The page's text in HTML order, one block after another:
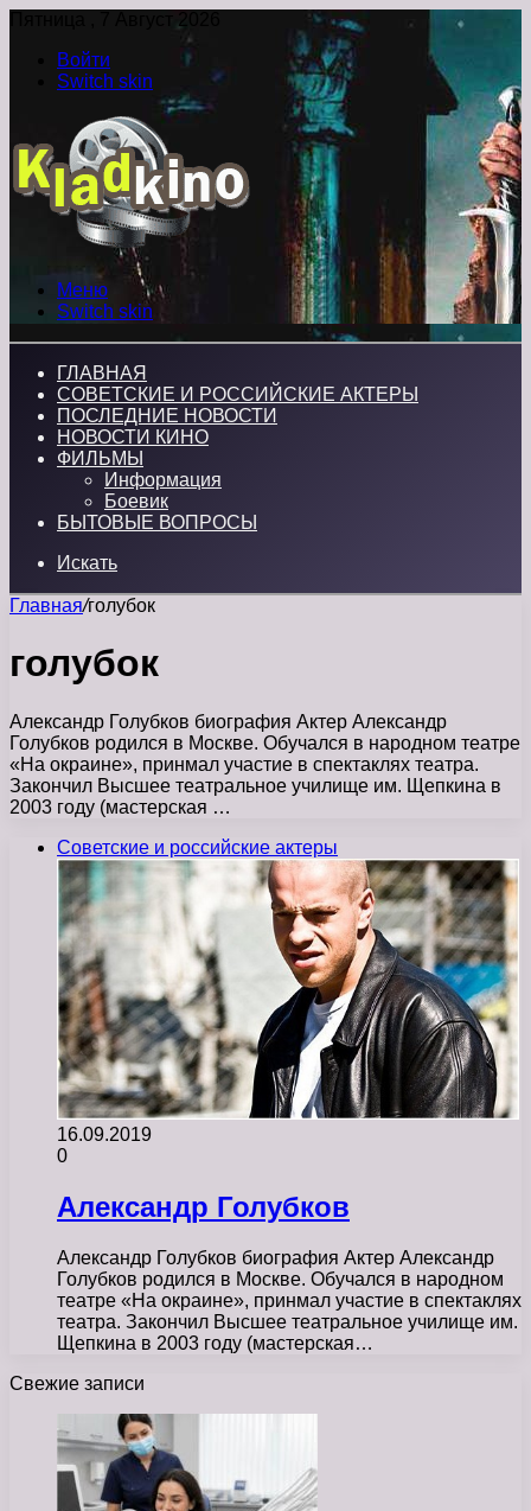
Пятница , 7 Август 2026
Войти
Switch skin
Меню
Switch skin
ГЛАВНАЯ
СОВЕТСКИЕ И РОССИЙСКИЕ АКТЕРЫ
ПОСЛЕДНИЕ НОВОСТИ
НОВОСТИ КИНО
ФИЛЬМЫ
Информация
Боевик
БЫТОВЫЕ ВОПРОСЫ
Искать
Главная/голубок
голубок
Александр Голубков биография Актер Александр
Голубков родился в Москве. Обучался в народном театре
«На окраине», принмал участие в спектаклях театра.
Закончил Высшее театральное училище им. Щепкина в
2003 году (мастерская …
Советские и российские актеры
16.09.2019
0
Александр Голубков
Александр Голубков биография Актер Александр
Голубков родился в Москве. Обучался в народном
театре «На окраине», принмал участие в спектаклях
театра. Закончил Высшее театральное училище им.
Щепкина в 2003 году (мастерская…
Свежие записи